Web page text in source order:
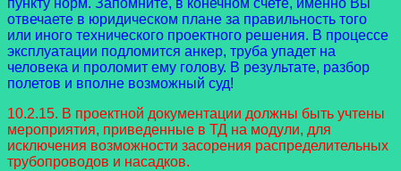
пункту норм. Запомните, в конечном счете, именно Вы
отвечаете в юридическом плане за правильность того
или иного технического проектного решения. В процессе
эксплуатации подломится анкер, труба упадет на
человека и проломит ему голову. В результате, разбор
полетов и вполне возможный суд!
10.2.15. В проектной документации должны быть учтены
мероприятия, приведенные в ТД на модули, для
исключения возможности засорения распределительных
трубопроводов и насадков.